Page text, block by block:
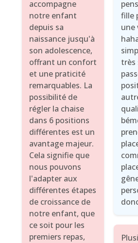
accompagne
notre enfant
depuis sa
naissance jusqu'à
son adolescence,
offrant un confort
et une praticité
remarquables. La
possibilité de
régler la chaise
dans 6 positions
différentes est un
avantage majeur.
Cela signifie que
nous pouvons
l'adapter aux
différentes étapes
de croissance de
notre enfant, que
ce soit pour les
premiers repas,
fille
une
très